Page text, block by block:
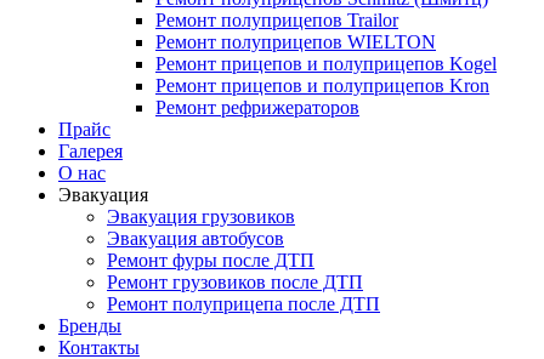
Ремонт полуприцепов Trailor
Ремонт полуприцепов WIELTON
Ремонт прицепов и полуприцепов Kogel
Ремонт прицепов и полуприцепов Kron
Ремонт рефрижераторов
Прайс
Галерея
О нас
Эвакуация
Эвакуация грузовиков
Эвакуация автобусов
Ремонт фуры после ДТП
Ремонт грузовиков после ДТП
Ремонт полуприцепа после ДТП
Бренды
Контакты